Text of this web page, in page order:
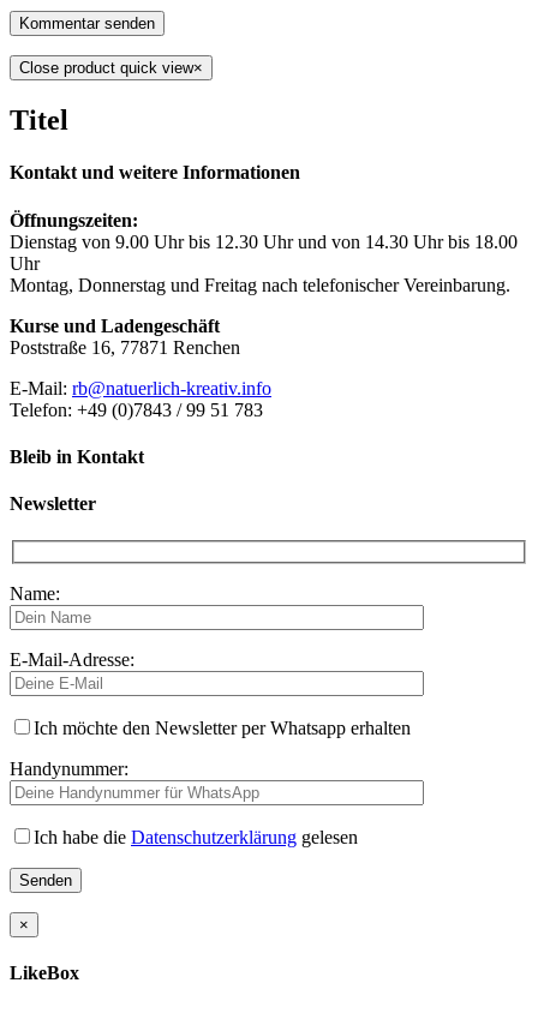
Close product quick view×
Titel
Kontakt und weitere Informationen
Öffnungszeiten:
Dienstag von 9.00 Uhr bis 12.30 Uhr und von 14.30 Uhr bis 18.00
Uhr
Montag, Donnerstag und Freitag nach telefonischer Vereinbarung.
Kurse und Ladengeschäft
Poststraße 16, 77871 Renchen
E-Mail: rb@natuerlich-kreativ.info
Telefon: +49 (0)7843 / 99 51 783
Bleib in Kontakt
Newsletter
Name:
E-Mail-Adresse:
Ich möchte den Newsletter per Whatsapp erhalten
Handynummer:
Ich habe die Datenschutzerklärung gelesen
×
LikeBox